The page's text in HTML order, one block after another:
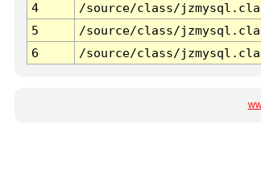
4
/source/class/
5
/source/class/
6
/source/class/